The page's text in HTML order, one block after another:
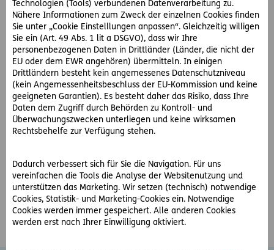
Technologien (Tools) verbundenen Datenverarbeitung zu.
Nähere Informationen zum Zweck der einzelnen Cookies finden
Sie unter „Cookie Einstelllungen anpassen“. Gleichzeitig willigen
Sie ein (Art. 49 Abs. 1 lit a DSGVO), dass wir Ihre
personenbezogenen Daten in Drittländer (Länder, die nicht der
EU oder dem EWR angehören) übermitteln. In einigen
Drittländern besteht kein angemessenes Datenschutzniveau
(kein Angemessenheitsbeschluss der EU-Kommission und keine
geeigneten Garantien). Es besteht daher das Risiko, dass Ihre
Daten dem Zugriff durch Behörden zu Kontroll- und
Überwachungszwecken unterliegen und keine wirksamen
Rechtsbehelfe zur Verfügung stehen.
Dadurch verbessert sich für Sie die Navigation. Für uns
vereinfachen die Tools die Analyse der Websitenutzung und
unterstützen das Marketing. Wir setzen (technisch) notwendige
Cookies, Statistik- und Marketing-Cookies ein. Notwendige
Cookies werden immer gespeichert. Alle anderen Cookies
werden erst nach Ihrer Einwilligung aktiviert.
Gesellschaftsrecht / Mergers & Acquisitions
Insolvenzrecht und Restrukturierungen
Strafrecht
Banken / Finanzierungen
Öffentliches (Wirtschafts)Recht / Regulatory
Unlauterer Wettbewerb und Geistiges Eigentum /
Datenschutz
Wettbewerbs- und Vergaberecht
Öffnungszeiten
Mo – Do: 08:00 – 17:00 Uhr
Fr: 08:00 – 14:00 Uhr